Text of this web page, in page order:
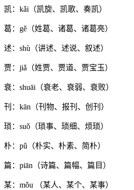
凯：kǎi（凯旋、凯歌、奏凯）
葛：gě（姓葛、诸葛、诸葛亮）
述：shù（讲述、述说、叙述）
贾：jiǎ（姓贾、贾道、贾宝玉）
衰：shuāi（衰老、衰弱、衰败）
刊：kān（刊物、报刊、创刊）
琐：suǒ（琐事、琐细、烦琐）
朴：pǔ（朴实、朴素、简朴）
篇：piān（诗篇、篇幅、篇目）
某：mǒu （某人、某个、某事）